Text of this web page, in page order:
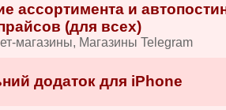
ассортимента и
(для всех)
магазины, Магазины Telegram
додаток для iPhone